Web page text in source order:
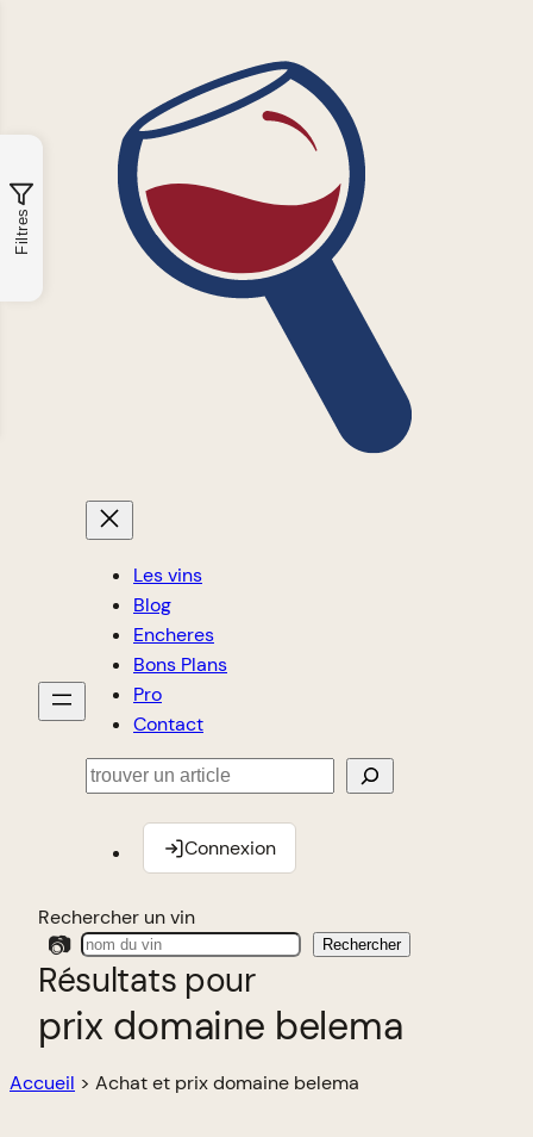
Les vins
Blog
Encheres
Bons Plans
Pro
Contact
Rechercher
Connexion
Rechercher un vin
📷 Rechercher
Résultats pour
prix domaine belema
Accueil > Achat et prix domaine belema
Filtres